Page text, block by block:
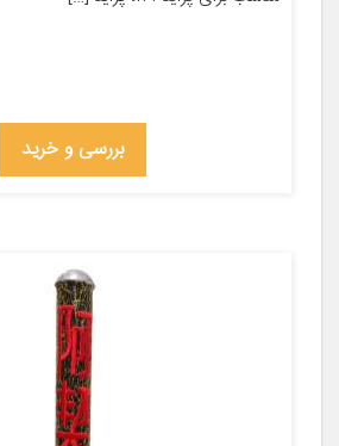
بررسی و خرید